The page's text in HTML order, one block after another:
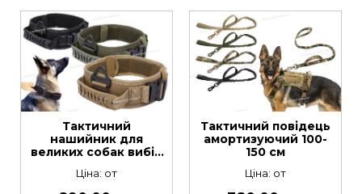
Тактичний
нашийник для
великих собак вибір
Ціна: от
Тактичний повідець
амортизуючий 100-
150 см
Ціна: от